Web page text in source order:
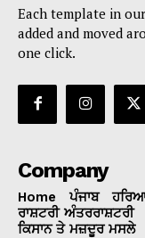
Each template in
added and moved
one click.
Company
Home ਪੰਜਾਬ
ਰਾਸ਼ਟਰੀ ਅੰਤਰਰਾਸ਼ਟਰੀ
ਕਿਸਾਨ ਤੇ ਮਜ਼ਦੂਰ ਮਸਲੇ